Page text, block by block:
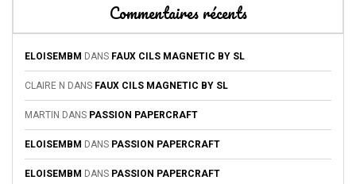
Commentaires récents
ELOISEMBM DANS FAUX CILS MAGNETIC BY SL
CLAIRE N DANS FAUX CILS MAGNETIC BY SL
MARTIN DANS PASSION PAPERCRAFT
ELOISEMBM DANS PASSION PAPERCRAFT
ELOISEMBM DANS PASSION PAPERCRAFT